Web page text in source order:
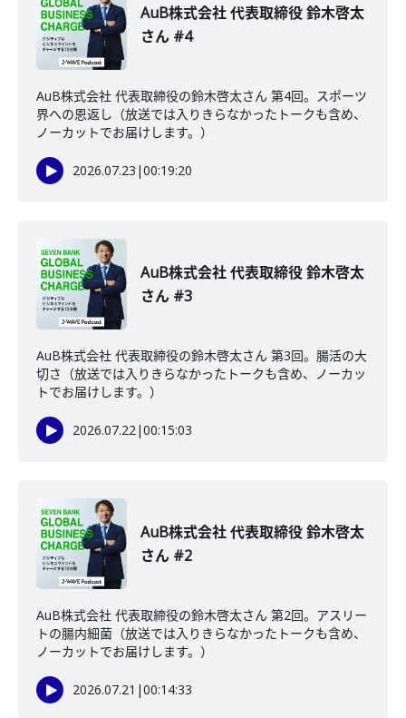
AuB株式会社 代表取締役 鈴木啓太
さん #4
AuB株式会社 代表取締役の鈴木啓太さん 第4回。スポーツ
界への恩返し（放送では入りきらなかったトークも含め、
ノーカットでお届けします。）
2026.07.23 |00:19:20
AuB株式会社 代表取締役 鈴木啓太
さん #3
AuB株式会社 代表取締役の鈴木啓太さん 第3回。腸活の大
切さ（放送では入りきらなかったトークも含め、ノーカッ
トでお届けします。）
2026.07.22|00:15:03
AuB株式会社 代表取締役 鈴木啓太
さん #2
AuB株式会社 代表取締役の鈴木啓太さん 第2回。アスリー
トの腸内細菌（放送では入りきらなかったトークも含め、
ノーカットでお届けします。）
2026.07.21 |00:14:33